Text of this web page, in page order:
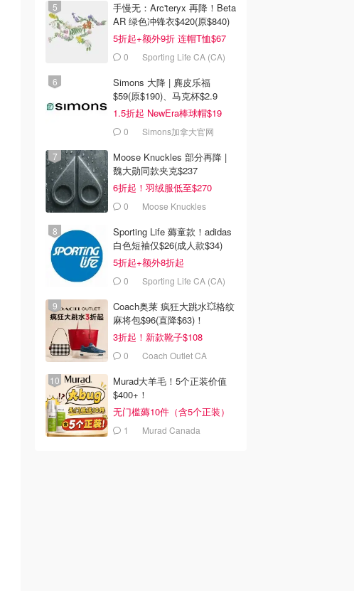
手慢无：Arc'teryx 再降！Beta
AR 绿色冲锋衣$420(原$840)
5折起+额外9折 连帽T恤$67
0 Sporting Life CA (CA)
Simons 大降 | 麂皮乐福
$59(原$190)、马克杯$2.9
1.5折起 NewEra棒球帽$19
0 Simons加拿大官网
Moose Knuckles 部分再降 |
魏大勋同款夹克$237
6折起！羽绒服低至$270
0 Moose Knuckles
Sporting Life 薅童款！adidas
白色短袖仅$26(成人款$34)
5折起+额外8折起
0 Sporting Life CA (CA)
Coach奥莱 疯狂大跳水💥格纹
麻将包$96(直降$63)！
3折起！新款靴子$108
0 Coach Outlet CA
Murad大羊毛！5个正装价值
$400+！
无门槛薅10件（含5个正装）
1 Murad Canada